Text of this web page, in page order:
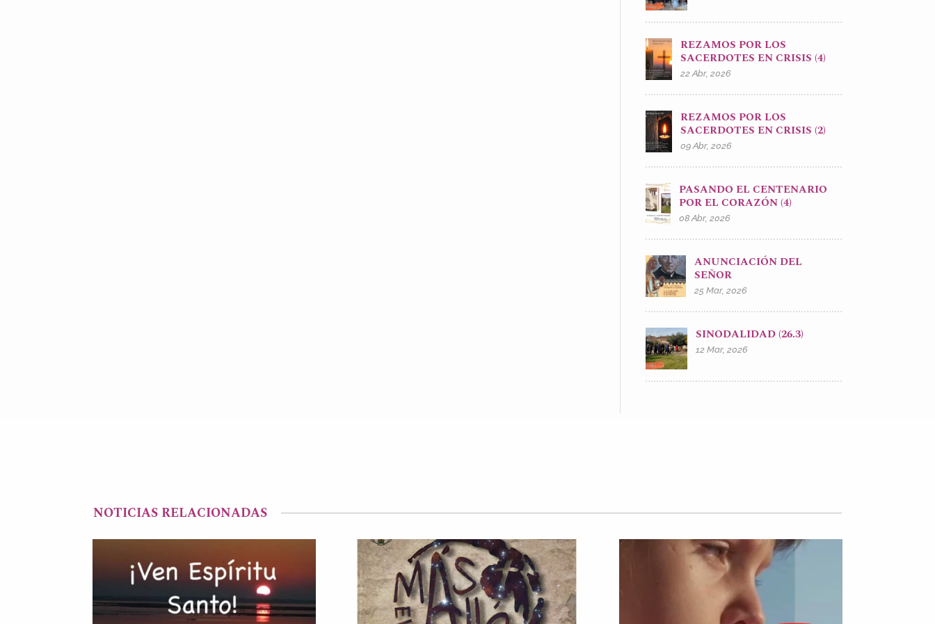
REZAMOS POR LOS
SACERDOTES EN CRISIS (4)
22 Abr, 2026
REZAMOS POR LOS
SACERDOTES EN CRISIS (2)
09 Abr, 2026
PASANDO EL CENTENARIO
POR EL CORAZÓN (4)
08 Abr, 2026
ANUNCIACIÓN DEL
SEÑOR
25 Mar, 2026
SINODALIDAD (26.3)
12 Mar, 2026
NOTICIAS RELACIONADAS